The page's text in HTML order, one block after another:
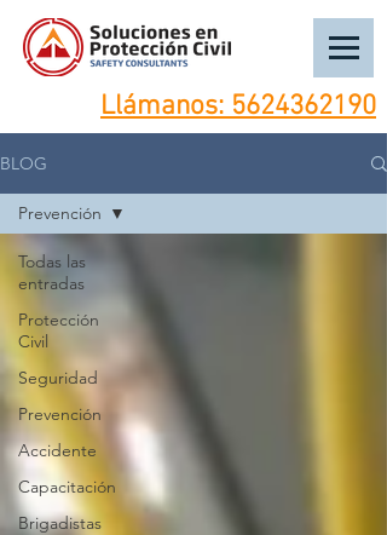
Llámanos: 5624362190
BLOG
Todas las
entradas
Protección
Civil
Seguridad
Prevención
Accidente
Capacitación
Brigadistas
Prevención